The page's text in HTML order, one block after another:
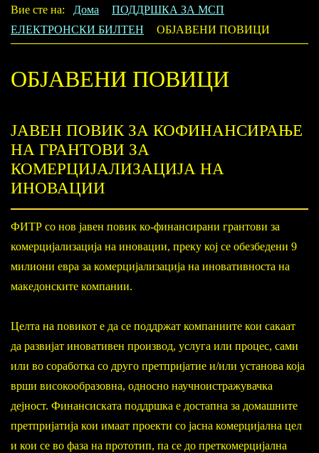
Вие сте на: Дома
ПОДДРШКА ЗА МСП
ЕЛЕКТРОНСКИ БИЛТЕН
ОБЈАВЕНИ ПОВИЦИ
ОБЈАВЕНИ ПОВИЦИ
ЈАВЕН ПОВИК ЗА КОФИНАНСИРАЊЕ
НА ГРАНТОВИ ЗА
КОМЕРЦИЈАЛИЗАЦИЈА НА
ИНОВАЦИИ
ФИТР со нов јавен повик ко-финансирани грантови за
комерцијализација на иновации, преку кој се обезбедени 9
милиони евра за комерцијализација на иновативноста на
македонските компании.
Целта на повикот е да се поддржат компаниите кои сакаат
да развијат иновативен производ, услуга или процес, сами
или во соработка со друго претпријатие и/или установа која
врши високообразовна, односно научноистражувачка
дејност. Финансиската поддршка е достапна за домашните
претпријатија кои имаат проекти со јасна комерцијална цел
и кои се во фаза на прототип, па се до преткомерцијална